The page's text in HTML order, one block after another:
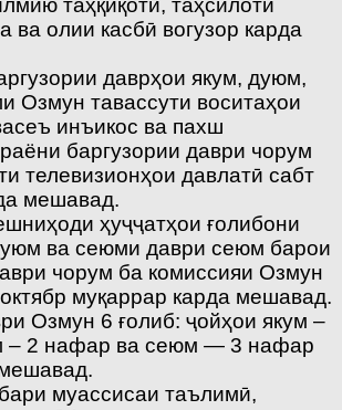
таҳқиқотӣ, таҳсилоти
ва олии касбӣ вогузор карда
даврҳои якум, дуюм,
Озмун тавассути воситаҳои
инъикос ва пахш
баргузории даври чорум
телевизионҳои давлатӣ сабт
мешавад.
ҳуҷҷатҳои ғолибони
ва сеюми даври сеюм барои
чорум ба комиссияи Озмун
муқаррар карда мешавад.
Озмун 6 ғолиб: ҷойҳои якум –
– 2 нафар ва сеюм — 3 нафар
муассисаи таълимӣ,